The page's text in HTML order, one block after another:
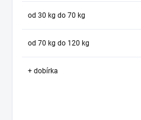
od 30 kg do 70 kg
od 70 kg do 120 kg
+ dobírka